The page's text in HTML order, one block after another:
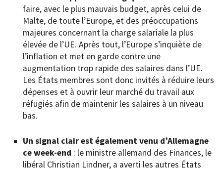
faire, avec le plus mauvais budget, après celui de
Malte, de toute l’Europe, et des préoccupations
majeures concernant la charge salariale la plus
élevée de l’UE. Après tout, l’Europe s’inquiète de
l’inflation et met en garde contre une
augmentation trop rapide des salaires dans l’UE.
Les États membres sont donc invités à réduire leurs
dépenses et à ouvrir leur marché du travail aux
réfugiés afin de maintenir les salaires à un niveau
bas.
Un signal clair est également venu d’Allemagne
ce week-end : le ministre allemand des Finances, le
libéral Christian Lindner, a averti les autres États